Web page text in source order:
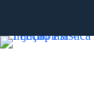
o
conteúdo